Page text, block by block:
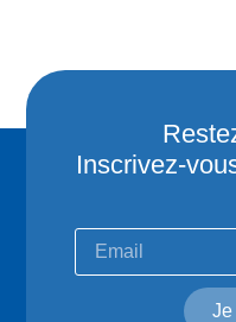
Inscrivez-
Je